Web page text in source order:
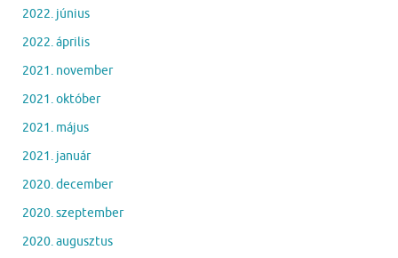
2022. június
2022. április
2021. november
2021. október
2021. május
2021. január
2020. december
2020. szeptember
2020. augusztus